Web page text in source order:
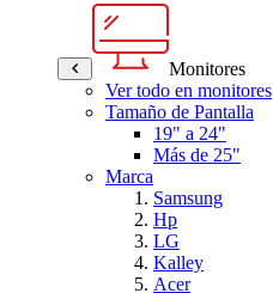
Monitores
Ver todo en monitores
Tamaño de Pantalla
19" a 24"
Más de 25"
Marca
Samsung
Hp
LG
Kalley
Acer